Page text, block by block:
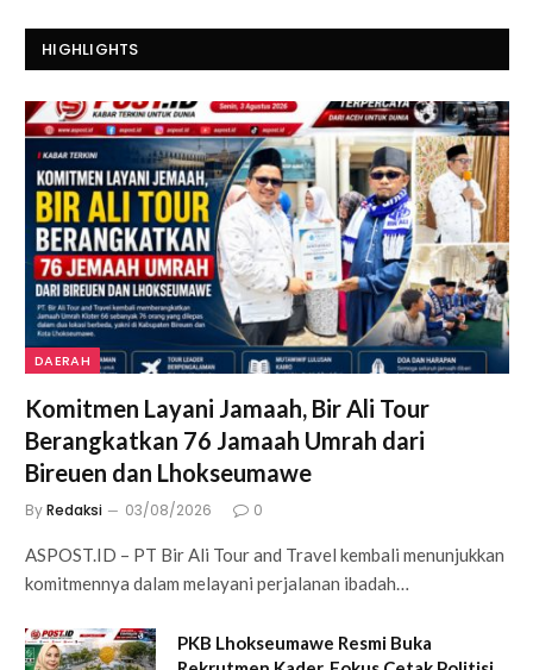
HIGHLIGHTS
DAERAH
Komitmen Layani Jamaah, Bir Ali Tour
Berangkatkan 76 Jamaah Umrah dari
Bireuen dan Lhokseumawe
ByRedaksi 03/08/2026 0
ASPOST.ID – PT Bir Ali Tour and Travel kembali menunjukkan
komitmennya dalam melayani perjalanan ibadah…
PKB Lhokseumawe Resmi Buka